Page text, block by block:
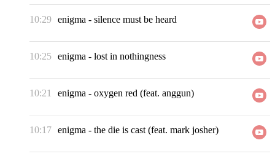
10:29 enigma - silence must be heard
10:25 enigma - lost in nothingness
10:21 enigma - oxygen red (feat. anggun)
10:17 enigma - the die is cast (feat. mark josher)